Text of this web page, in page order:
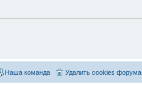
Удалить cookies форума
Наша команда